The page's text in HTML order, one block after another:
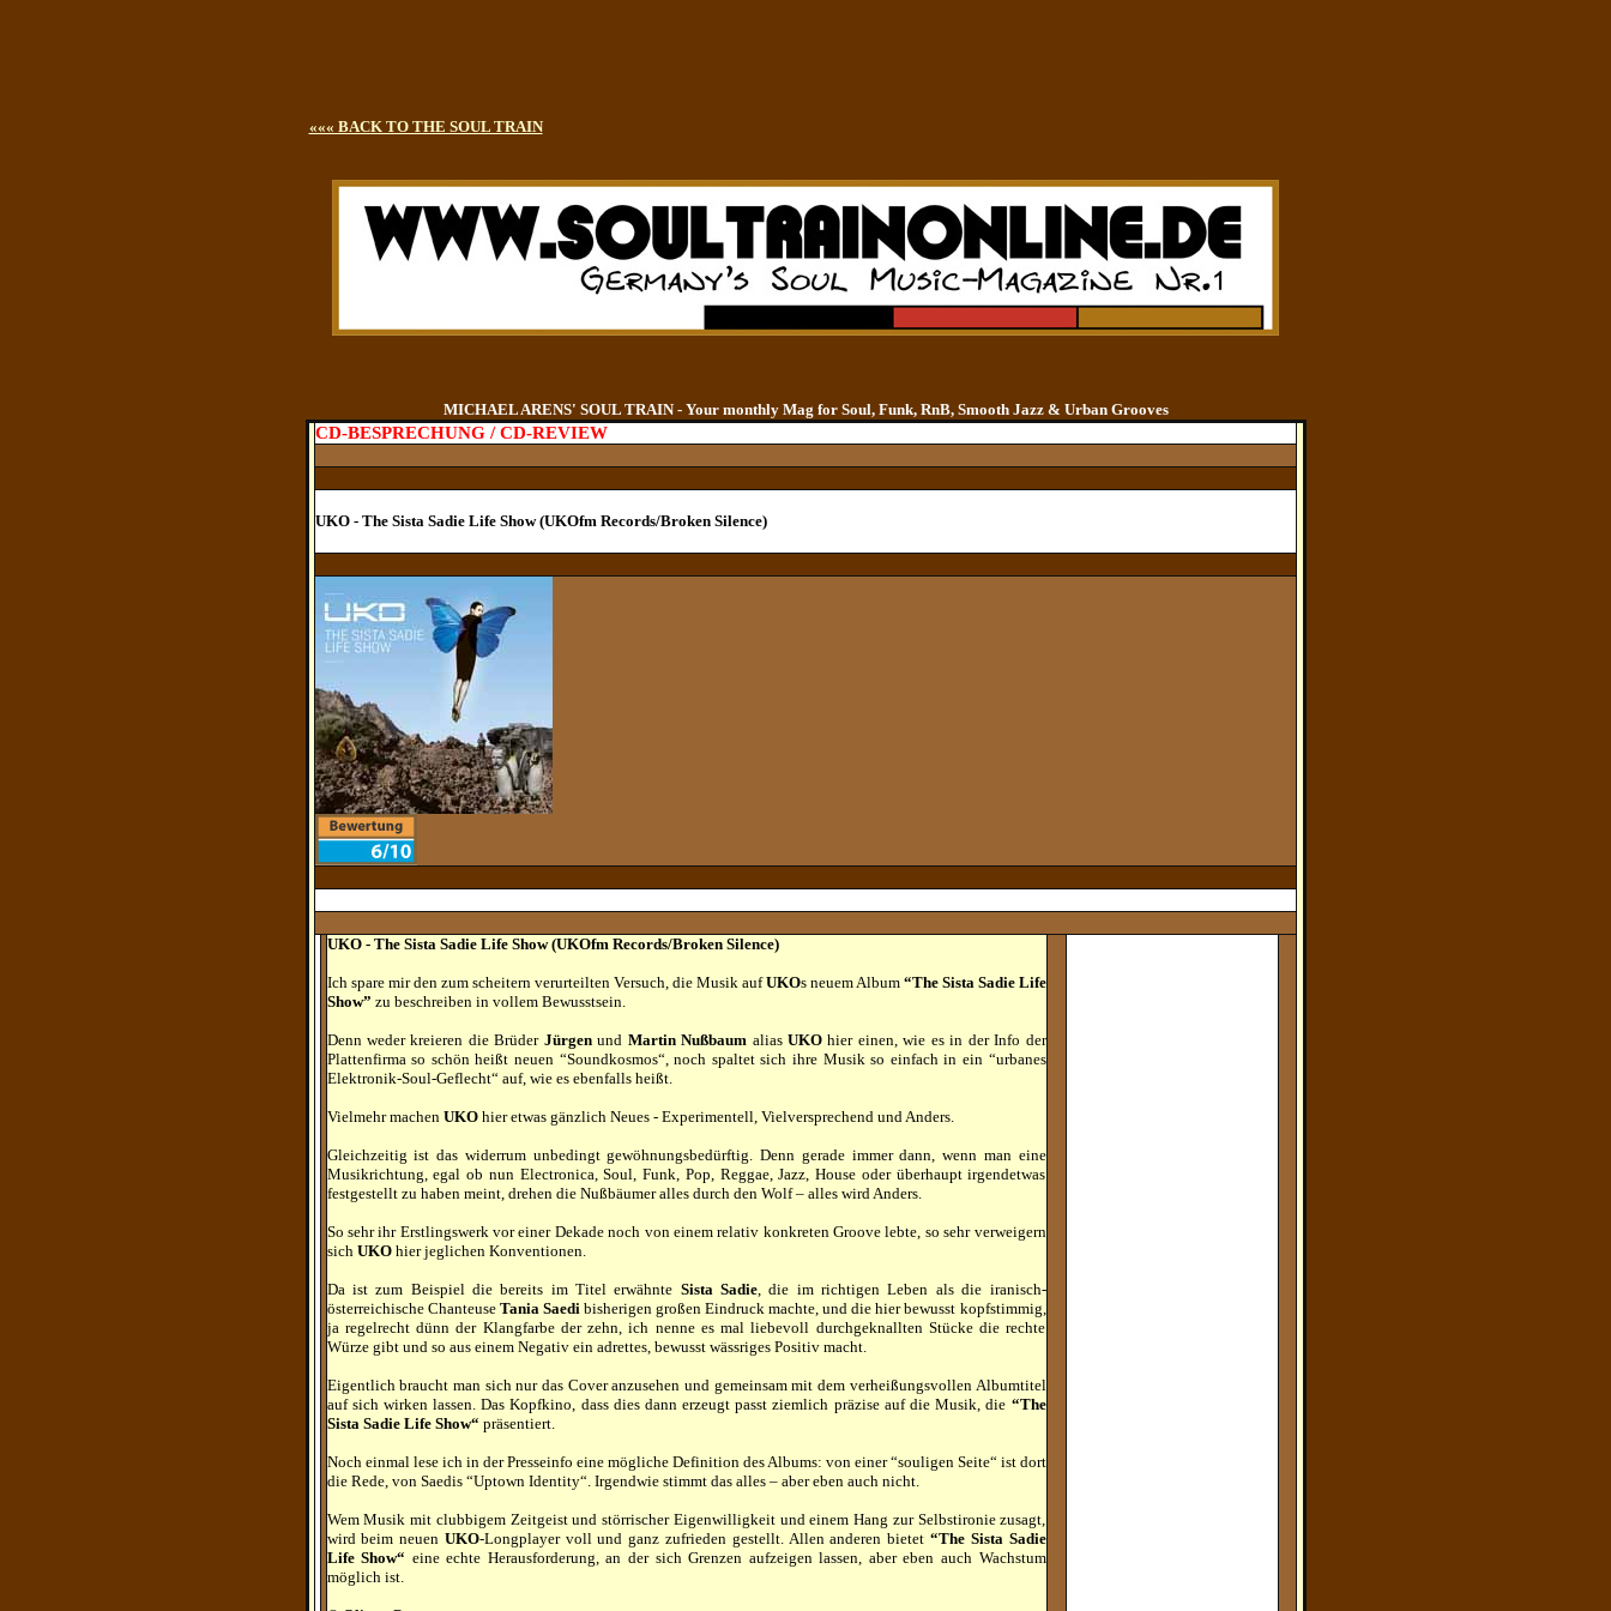
««« BACK TO THE SOUL TRAIN
MICHAEL ARENS' SOUL TRAIN - Your monthly Mag for Soul, Funk, RnB, Smooth Jazz & Urban Grooves
CD-BESPRECHUNG / CD-REVIEW
UKO - The Sista Sadie Life Show (UKOfm Records/Broken Silence)
UKO - The Sista Sadie Life Show (UKOfm Records/Broken Silence)
Ich spare mir den zum scheitern verurteilten Versuch, die Musik aufUKOs neuem Album “The Sista Sadie Life
Show” zu beschreiben in vollem Bewusstsein.
Denn weder kreieren die Brüder Jürgenund Martin Nußbaum alias UKOhier einen, wie es in der Info der
Plattenfirma so schön heißt neuen “Soundkosmos“, noch spaltet sich ihre Musik so einfach in ein “urbanes
Elektronik-Soul-Geflecht“ auf, wie es ebenfalls heißt.
Vielmehr machen UKOhier etwas gänzlich Neues - Experimentell, Vielversprechend und Anders.
Gleichzeitig ist das widerrum unbedingt gewöhnungsbedürftig. Denn gerade immer dann, wenn man eine
Musikrichtung, egal ob nun Electronica, Soul, Funk, Pop, Reggae, Jazz, House oder überhaupt irgendetwas
festgestellt zu haben meint, drehen die Nußbäumer alles durch den Wolf – alles wird Anders.
So sehr ihr Erstlingswerk vor einer Dekade noch von einem relativ konkreten Groove lebte, so sehr verweigern
sich UKOhier jeglichen Konventionen.
Da ist zum Beispiel die bereits im Titel erwähnte Sista Sadie, die im richtigen Leben als die iranisch-
österreichische Chanteuse Tania Saedibisherigen großen Eindruck machte, und die hier bewusst kopfstimmig,
ja regelrecht dünn der Klangfarbe der zehn, ich nenne es mal liebevoll durchgeknallten Stücke die rechte
Würze gibt und so aus einem Negativ ein adrettes, bewusst wässriges Positiv macht.
Eigentlich braucht man sich nur das Cover anzusehen und gemeinsam mit dem verheißungsvollen Albumtitel
auf sich wirken lassen. Das Kopfkino, dass dies dann erzeugt passt ziemlich präzise auf die Musik, die “The
Sista Sadie Life Show“ präsentiert.
Noch einmal lese ich in der Presseinfo eine mögliche Definition des Albums: von einer “souligen Seite“ ist dort
die Rede, von Saedis “Uptown Identity“. Irgendwie stimmt das alles – aber eben auch nicht.
Wem Musik mit clubbigem Zeitgeist und störrischer Eigenwilligkeit und einem Hang zur Selbstironie zusagt,
wird beim neuen UKO-Longplayer voll und ganz zufrieden gestellt. Allen anderen bietet “The Sista Sadie
Life Show“ eine echte Herausforderung, an der sich Grenzen aufzeigen lassen, aber eben auch Wachstum
möglich ist.